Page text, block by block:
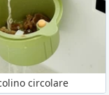
circolare